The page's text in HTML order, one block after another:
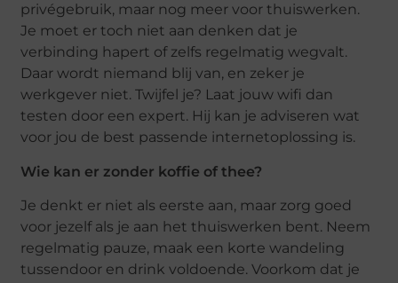
privégebruik, maar nog meer voor thuiswerken.
Je moet er toch niet aan denken dat je
verbinding hapert of zelfs regelmatig wegvalt.
Daar wordt niemand blij van, en zeker je
werkgever niet. Twijfel je? Laat jouw wifi dan
testen door een expert. Hij kan je adviseren wat
voor jou de best passende internetoplossing is.
Wie kan er zonder koffie of thee?
Je denkt er niet als eerste aan, maar zorg goed
voor jezelf als je aan het thuiswerken bent. Neem
regelmatig pauze, maak een korte wandeling
tussendoor en drink voldoende. Voorkom dat je